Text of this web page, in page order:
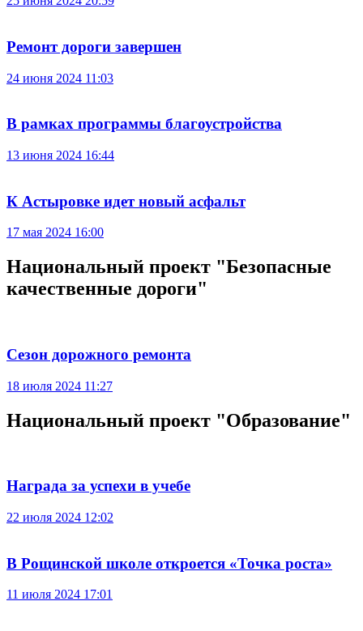
Ремонт дороги завершен
24 июня 2024 11:03
В рамках программы благоустройства
13 июня 2024 16:44
К Астыровке идет новый асфальт
17 мая 2024 16:00
Национальный проект "Безопасные
качественные дороги"
Сезон дорожного ремонта
18 июля 2024 11:27
Национальный проект "Образование"
Награда за успехи в учебе
22 июля 2024 12:02
В Рощинской школе откроется «Точка роста»
11 июля 2024 17:01